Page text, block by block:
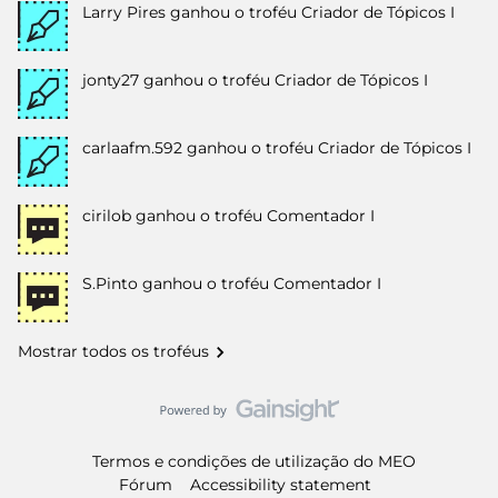
Larry Pires ganhou o troféu Criador de Tópicos I
jonty27 ganhou o troféu Criador de Tópicos I
carlaafm.592 ganhou o troféu Criador de Tópicos I
cirilob ganhou o troféu Comentador I
S.Pinto ganhou o troféu Comentador I
Mostrar todos os troféus
Termos e condições de utilização do MEO
Fórum
Accessibility statement